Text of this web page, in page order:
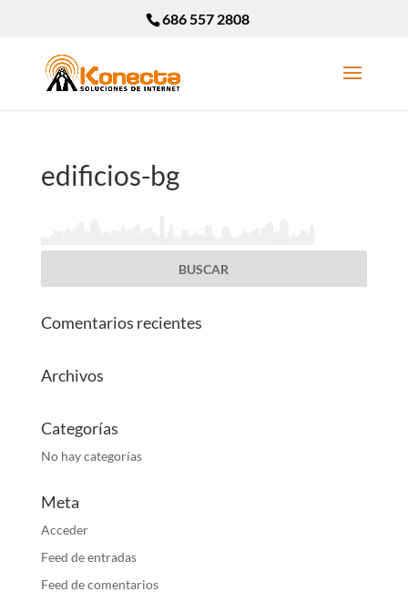
686 557 2808
edificios-bg
Comentarios recientes
Archivos
Categorías
No hay categorías
Meta
Acceder
Feed de entradas
Feed de comentarios